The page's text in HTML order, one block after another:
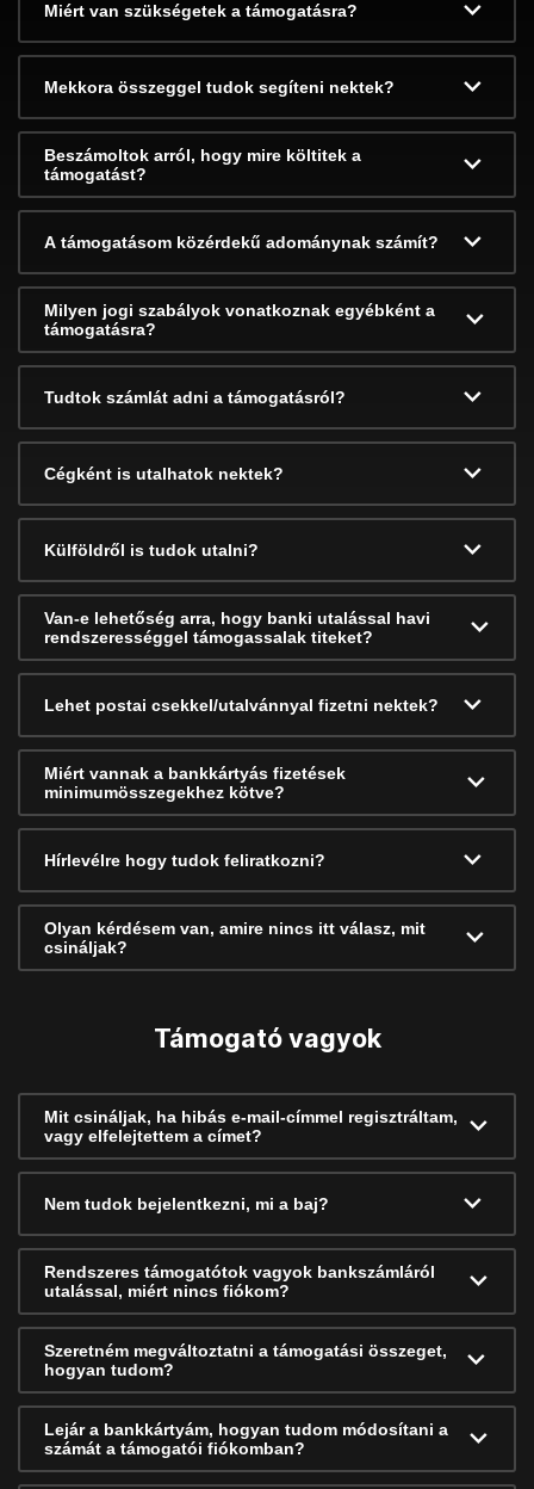
Miért van szükségetek a támogatásra?
Mekkora összeggel tudok segíteni nektek?
Beszámoltok arról, hogy mire költitek a
támogatást?
A támogatásom közérdekű adománynak számít?
Milyen jogi szabályok vonatkoznak egyébként a
támogatásra?
Tudtok számlát adni a támogatásról?
Cégként is utalhatok nektek?
Külföldről is tudok utalni?
Van-e lehetőség arra, hogy banki utalással havi
rendszerességgel támogassalak titeket?
Lehet postai csekkel/utalvánnyal fizetni nektek?
Miért vannak a bankkártyás fizetések
minimumösszegekhez kötve?
Hírlevélre hogy tudok feliratkozni?
Olyan kérdésem van, amire nincs itt válasz, mit
csináljak?
Támogató vagyok
Mit csináljak, ha hibás e-mail-címmel regisztráltam,
vagy elfelejtettem a címet?
Nem tudok bejelentkezni, mi a baj?
Rendszeres támogatótok vagyok bankszámláról
utalással, miért nincs fiókom?
Szeretném megváltoztatni a támogatási összeget,
hogyan tudom?
Lejár a bankkártyám, hogyan tudom módosítani a
számát a támogatói fiókomban?